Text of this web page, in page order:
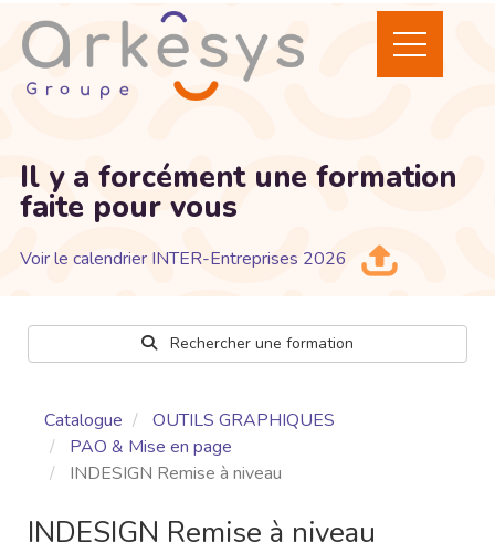
Il y a forcément une formation
faite pour vous
Voir le calendrier INTER-Entreprises 2026
Rechercher une formation
Catalogue
OUTILS GRAPHIQUES
PAO & Mise en page
INDESIGN Remise à niveau
INDESIGN Remise à niveau